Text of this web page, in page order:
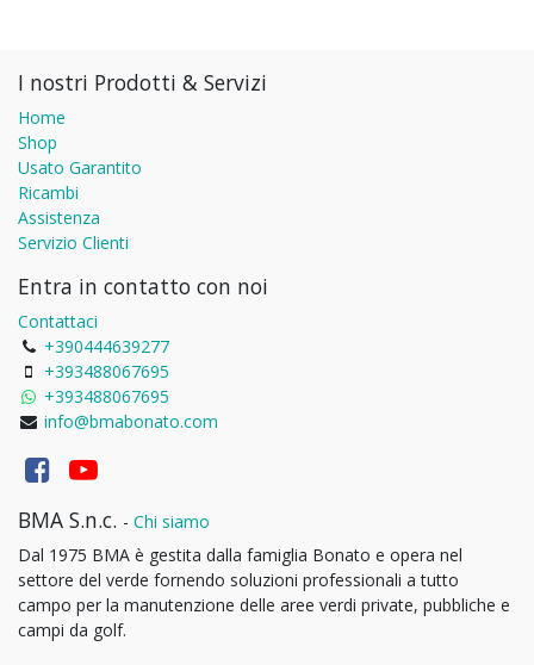
I nostri Prodotti & Servizi
Home
Shop
Usato Garantito
Ricambi
Assistenza
Servizio Clienti
Entra in contatto con noi
Contattaci
+390444639277
+393488067695
+393488067695
info@bmabonato.com
BMA S.n.c. - Chi siamo
Dal 1975 BMA è gestita dalla famiglia Bonato e opera nel
settore del verde fornendo soluzioni professionali a tutto
campo per la manutenzione delle aree verdi private, pubbliche e
campi da golf.